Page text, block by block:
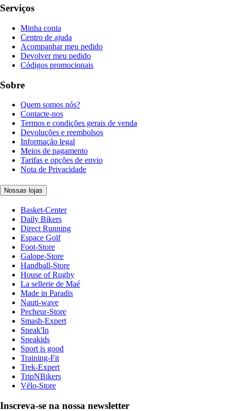
Serviços
Minha conta
Centro de ajuda
Acompanhar meu pedido
Devolver meu pedido
Códigos promocionais
Sobre
Quem somos nós?
Contacte-nos
Termos e condições gerais de venda
Devoluções e reembolsos
Informação legal
Meios de pagamento
Tarifas e opções de envio
Nota de Privacidade
Nossas lojas
Basket-Center
Daily Bikers
Direct Running
Espace Golf
Foot-Store
Galope-Store
Handball-Store
House of Rugby
La sellerie de Maé
Made in Paradis
Nauti-wave
Pecheur-Store
Smash-Expert
Sneak'In
Sneakids
Sport is good
Training-Fit
Trek-Expert
TripNBikers
Vélo-Store
Inscreva-se na nossa newsletter